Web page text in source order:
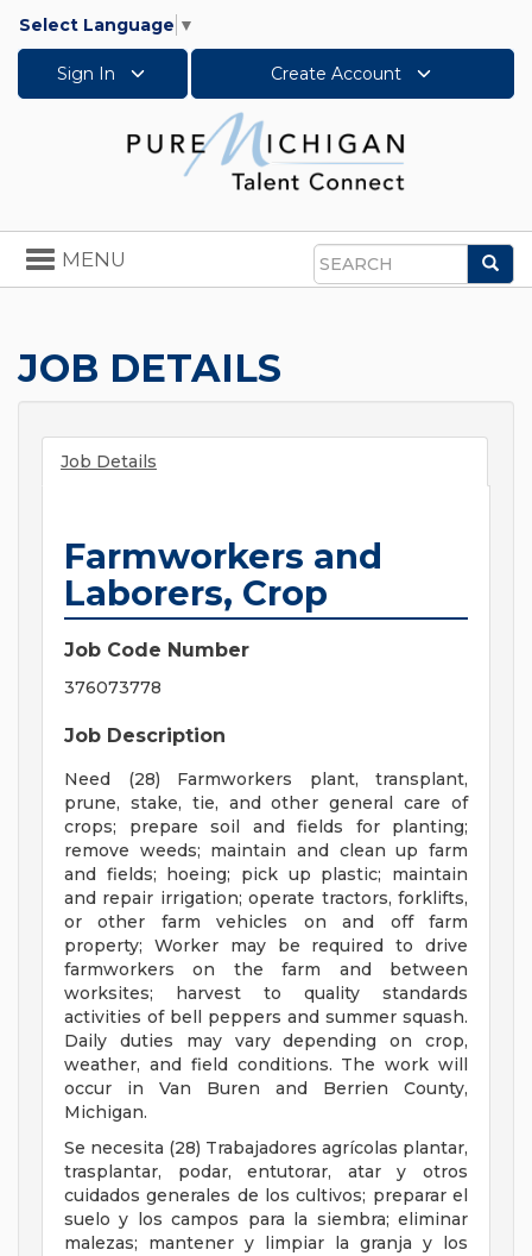
Select Language ▼
Sign In Create Account
Search
Toggle
navigation
MENU
JOB DETAILS
Job Details
Farmworkers and
Laborers, Crop
Job Code Number
376073778
Job Description
Need (28) Farmworkers plant, transplant,
prune, stake, tie, and other general care of
crops; prepare soil and fields for planting;
remove weeds; maintain and clean up farm
and fields; hoeing; pick up plastic; maintain
and repair irrigation; operate tractors, forklifts,
or other farm vehicles on and off farm
property; Worker may be required to drive
farmworkers on the farm and between
worksites; harvest to quality standards
activities of bell peppers and summer squash.
Daily duties may vary depending on crop,
weather, and field conditions. The work will
occur in Van Buren and Berrien County,
Michigan.
Se necesita (28) Trabajadores agrícolas plantar,
trasplantar, podar, entutorar, atar y otros
cuidados generales de los cultivos; preparar el
suelo y los campos para la siembra; eliminar
malezas; mantener y limpiar la granja y los